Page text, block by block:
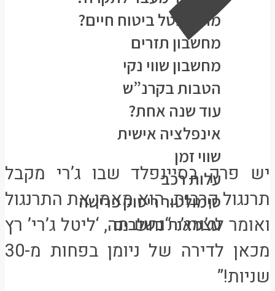
מתי לבטל ביטוח חיים?
מחשבון תזרים
מחשבון שווי נקי
הטבות בקרנ”ש
עוד שנה אחת?
אינפלציה אישית
שווי זמן
עלות רכב
סימולטור ריסוק פרישה
עצמאות בשלבים
כל הפוסטים
פורום
יש פרק בסיינפלד שבו ג’רי מקבל
תרנגול קרבות. הוא מאמן את התרנגול
ואומר לג’ורג’: “נחש מה, ‘ליטל ג’רי’ רץ
מכאן לדירה של ניומן בפחות מ-30
שניות!”